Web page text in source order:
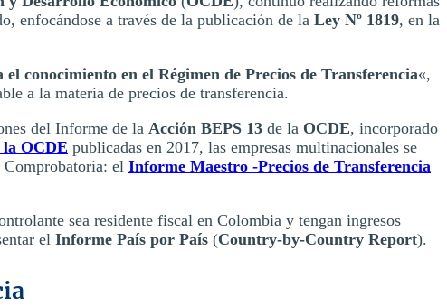
enfocándose a través de la publicación de la Ley Nº 1819, en la
conocimiento en el Régimen de Precios de Transferencia«,
a la materia de precios de transferencia.
del Informe de la Acción BEPS 13 de la OCDE, incorporado
la OCDE publicadas en 2017, las empresas multinacionales se
Comprobatoria: el Informe Maestro -Precios de Transferencia
sea residente fiscal en Colombia y tengan ingresos
el Informe País por País (Country-by-Country Report).